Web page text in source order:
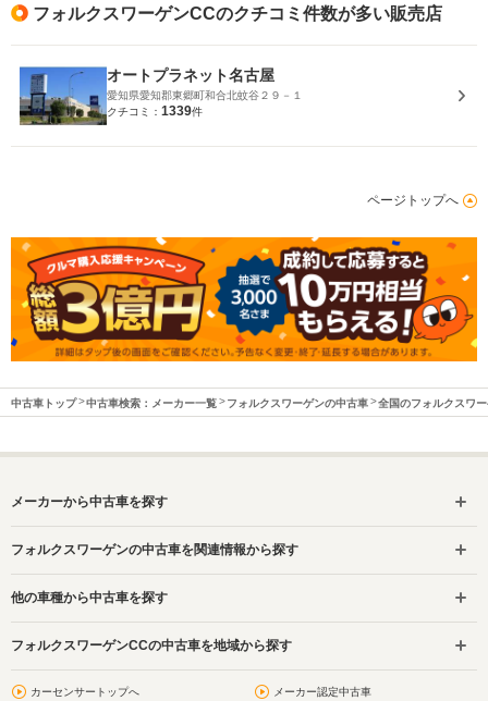
フォルクスワーゲンCCのクチコミ件数が多い販売店
オートプラネット名古屋
愛知県愛知郡東郷町和合北蚊谷２９－１
クチコミ： 1339件
ページトップへ
中古車トップ 中古車検索：メーカー一覧 フォルクスワーゲンの中古車 全国のフォルクスワ
メーカーから中古車を探す
フォルクスワーゲンの中古車を関連情報から探す
他の車種から中古車を探す
フォルクスワーゲンCCの中古車を地域から探す
カーセンサートップへ メーカー認定中古車